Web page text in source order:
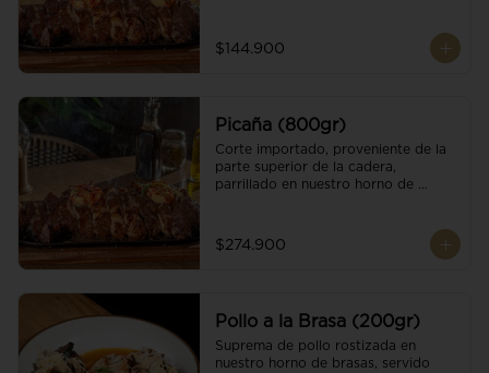
Acompañado de salsa criolla de la
casa.
$144.900
Picaña (800gr)
Corte importado, proveniente de la
parte superior de la cadera,
parrillado en nuestro horno de
Acompañado de salsa criolla de la
casa.
$274.900
Pollo a la Brasa (200gr)
Suprema de pollo rostizada en
nuestro horno de brasas, servido